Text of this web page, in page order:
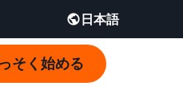
日本語
そく始める